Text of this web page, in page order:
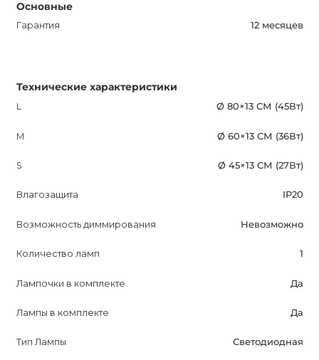
Основные
Гарантия 12 месяцев
Технические характеристики
L Ø 80×13 СМ (45Вт)
M Ø 60×13 СМ (36Вт)
S Ø 45×13 СМ (27Вт)
Влагозащита IP20
Возможность диммирования Невозможно
Количество ламп 1
Лампочки в комплекте Да
Лампы в комплекте Да
Тип Лампы Светодиодная